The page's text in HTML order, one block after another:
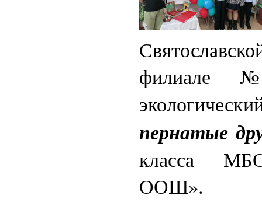
филиале
пернатые
класса
ООШ».